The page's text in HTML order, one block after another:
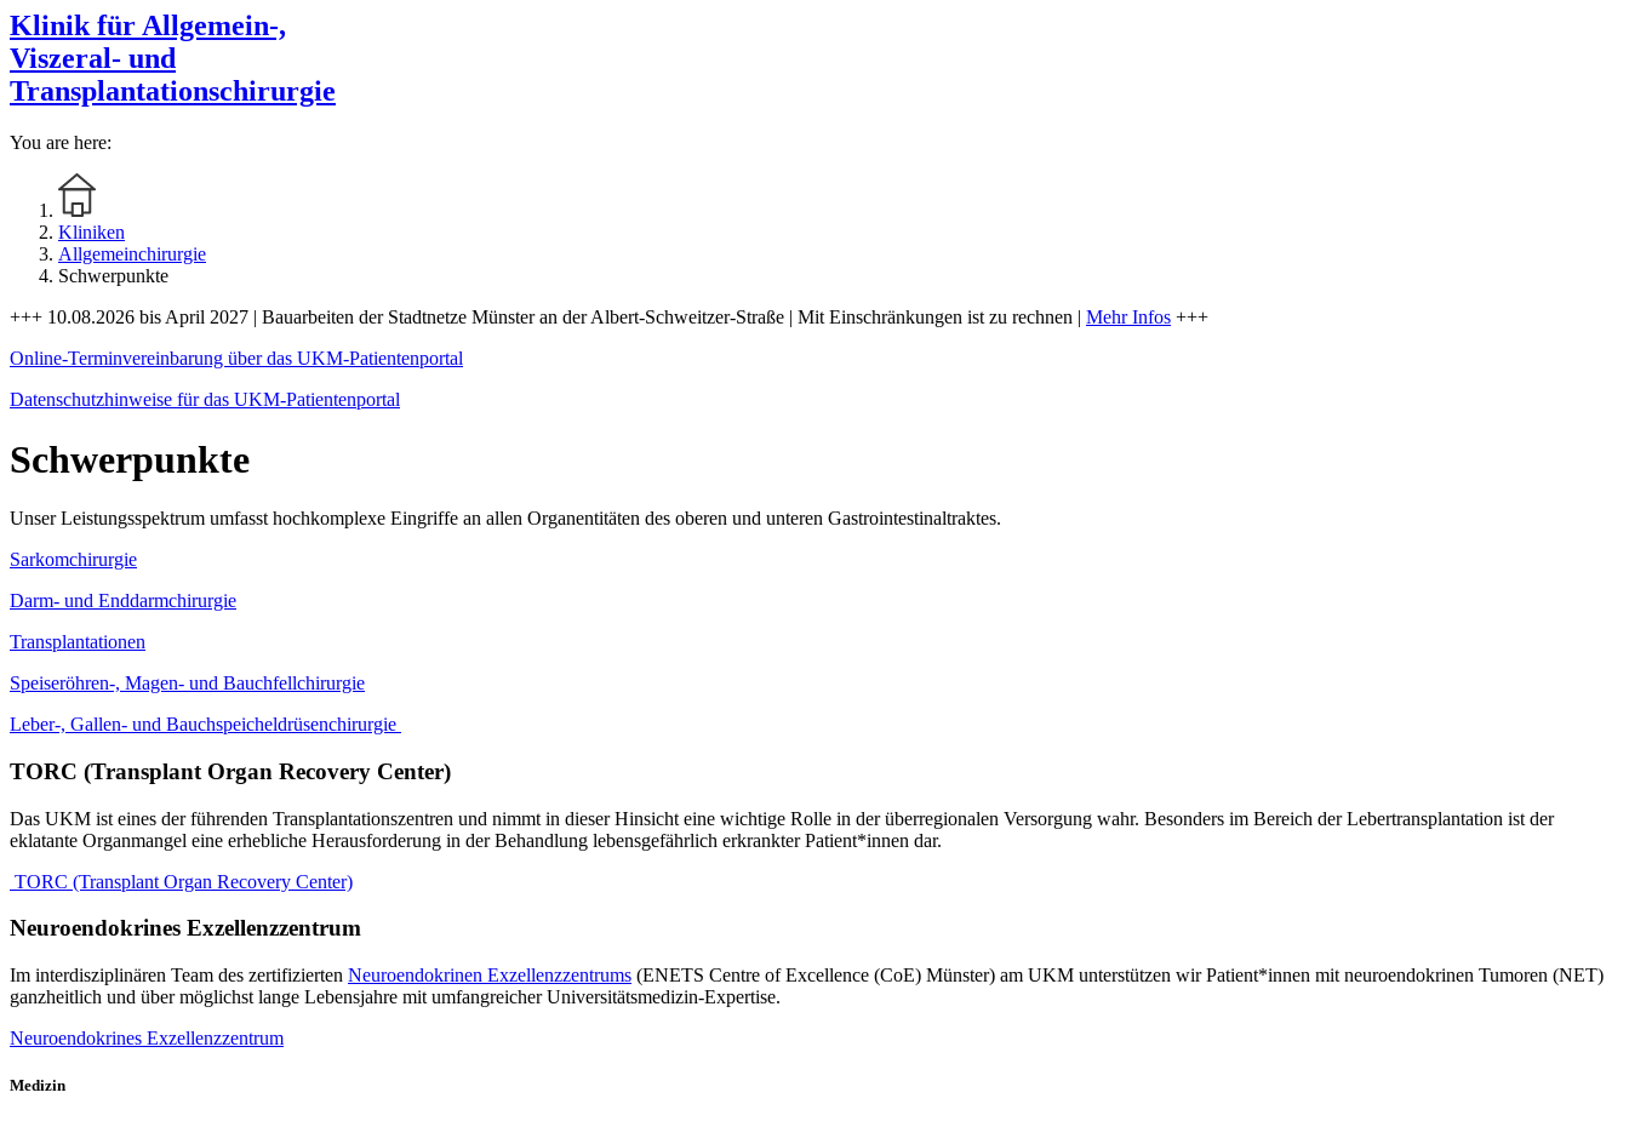
Klinik für Allgemein-,
Viszeral- und
Transplantationschirurgie
You are here:
Kliniken
Allgemeinchirurgie
Schwerpunkte
+++ 10.08.2026 bis April 2027 | Bauarbeiten der Stadtnetze Münster an der Albert-Schweitzer-Straße | Mit Einschränkungen ist zu rechnen | Mehr Infos +++
Online-Terminvereinbarung über das UKM-Patientenportal
Datenschutzhinweise für das UKM-Patientenportal
Schwerpunkte
Unser Leistungsspektrum umfasst hochkomplexe Eingriffe an allen Organentitäten des oberen und unteren Gastrointestinaltraktes.
Sarkomchirurgie
Darm- und Enddarmchirurgie
Transplantationen
Speiseröhren-, Magen- und Bauchfellchirurgie
Leber-, Gallen- und Bauchspeicheldrüsenchirurgie
TORC (Transplant Organ Recovery Center)
Das UKM ist eines der führenden Transplantationszentren und nimmt in dieser Hinsicht eine wichtige Rolle in der überregionalen Versorgung wahr. Besonders im Bereich der Lebertransplantation ist der
eklatante Organmangel eine erhebliche Herausforderung in der Behandlung lebensgefährlich erkrankter Patient*innen dar.
TORC (Transplant Organ Recovery Center)
Neuroendokrines Exzellenzzentrum
Im interdisziplinären Team des zertifizierten Neuroendokrinen Exzellenzzentrums (ENETS Centre of Excellence (CoE) Münster) am UKM unterstützen wir Patient*innen mit neuroendokrinen Tumoren (NET)
ganzheitlich und über möglichst lange Lebensjahre mit umfangreicher Universitätsmedizin-Expertise.
Neuroendokrines Exzellenzzentrum
Medizin